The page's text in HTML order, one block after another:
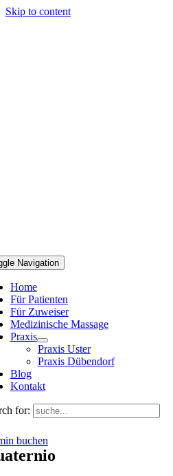
Skip to content
Navigation
Home
Für Patienten
Für Zuweiser
Medizinische Massage
Praxis
Praxis Uster
Praxis Dübendorf
Blog
Kontakt
for:
buchen